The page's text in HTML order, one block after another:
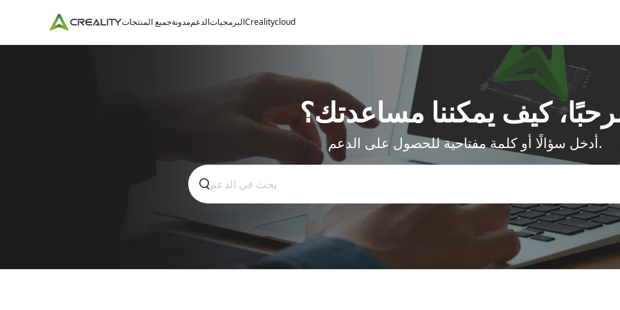
جميع المنتجاتمدونةالدعمالبرمجياتCrealitycloud
كيف يمكننا مساعدتك؟
أدخل سؤالًا أو كلمة مفتاحية للحصول على الدعم.